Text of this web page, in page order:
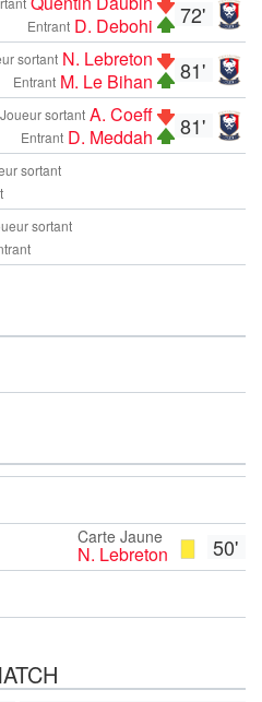
72'
Entrant D. Debohi
81'
sortant N. Lebreton
Entrant M. Le Bihan
81'
Joueur sortant A. Coeff
Entrant D. Meddah
sortant
sortant
50'
Carte Jaune
N. Lebreton